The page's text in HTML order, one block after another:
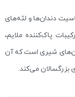
دندان‌ها و لثه‌های
پاک‌کننده ملایم،
شیری است که آن
بزرگسالان می‌کند.